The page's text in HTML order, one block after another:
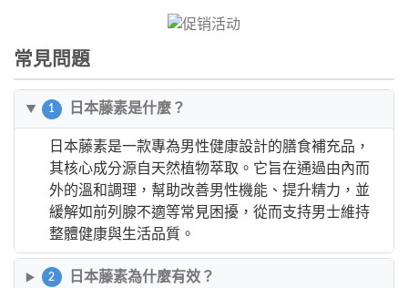
常見問題
1 日本藤素是什麼？
日本藤素是一款專為男性健康設計的膳食補充品，
其核心成分源自天然植物萃取。它旨在通過由內而
外的溫和調理，幫助改善男性機能、提升精力，並
緩解如前列腺不適等常見困擾，從而支持男士維持
整體健康與生活品質。
2 日本藤素為什麼有效？